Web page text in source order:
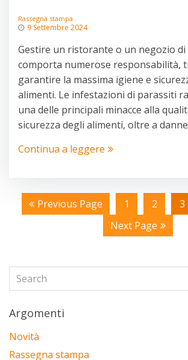
Rassegna stampa
9 Settembre 2024
Gestire un ristorante o un negozio
comporta numerose responsabilità,
garantire la massima igiene e
alimenti. Le infestazioni di parassiti
una delle principali minacce alla
sicurezza degli alimenti, oltre a
Continua a leggere
Previous Page 1 2 3
Next Page
Argomenti
Novità
Rassegna stampa